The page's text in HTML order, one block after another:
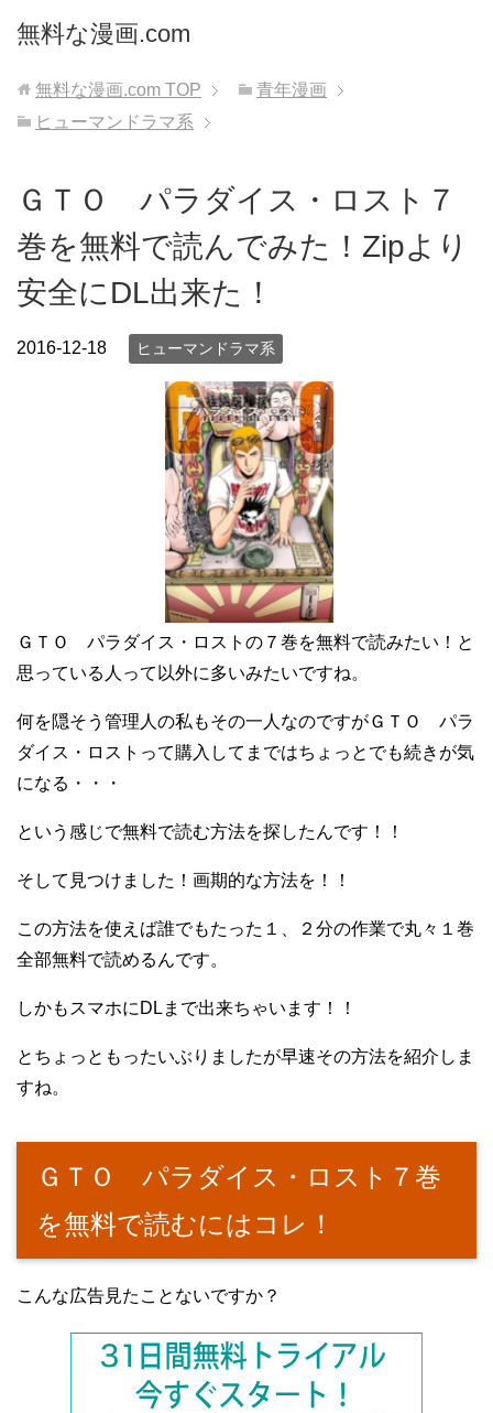
無料な漫画.com
無料な漫画.com TOP
青年漫画
ヒューマンドラマ系
ＧＴＯ パラダイス・ロスト７
巻を無料で読んでみた！Zipより
安全にDL出来た！
2016-12-18 ヒューマンドラマ系
ＧＴＯ パラダイス・ロストの７巻を無料で読みたい！と
思っている人って以外に多いみたいですね。
何を隠そう管理人の私もその一人なのですがＧＴＯ パラ
ダイス・ロストって購入してまではちょっとでも続きが気
になる・・・
という感じで無料で読む方法を探したんです！！
そして見つけました！画期的な方法を！！
この方法を使えば誰でもたった１、２分の作業で丸々１巻
全部無料で読めるんです。
しかもスマホにDLまで出来ちゃいます！！
とちょっともったいぶりましたが早速その方法を紹介しま
すね。
ＧＴＯ パラダイス・ロスト７巻
を無料で読むにはコレ！
こんな広告見たことないですか？